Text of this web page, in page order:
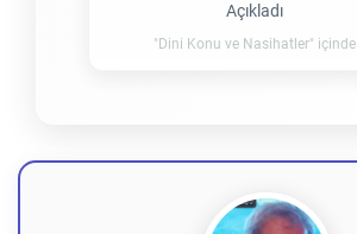
Açıkladı
"Dini Konu ve Nasihatler" içinde